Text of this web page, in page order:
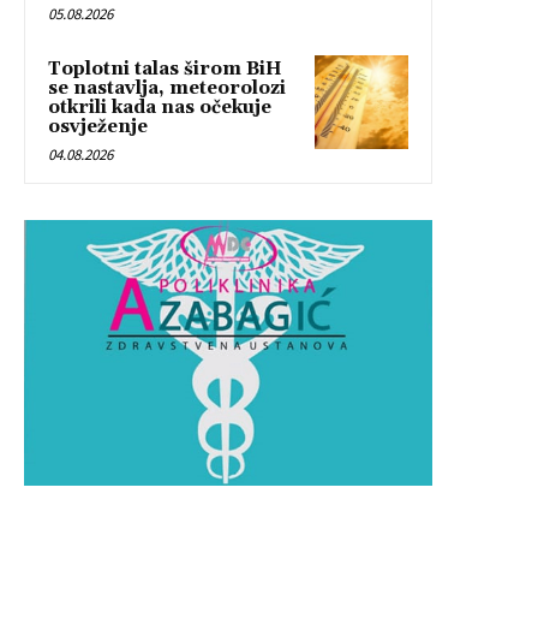
05.08.2026
Toplotni talas širom BiH
se nastavlja, meteorolozi
otkrili kada nas očekuje
osvježenje
04.08.2026